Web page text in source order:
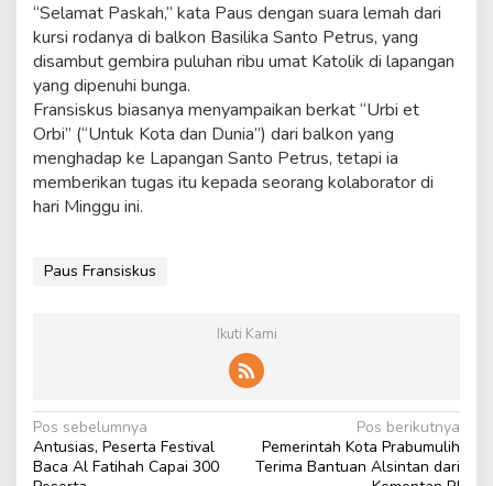
“Selamat Paskah,” kata Paus dengan suara lemah dari
kursi rodanya di balkon Basilika Santo Petrus, yang
disambut gembira puluhan ribu umat Katolik di lapangan
yang dipenuhi bunga.
Fransiskus biasanya menyampaikan berkat “Urbi et
Orbi” (“Untuk Kota dan Dunia”) dari balkon yang
menghadap ke Lapangan Santo Petrus, tetapi ia
memberikan tugas itu kepada seorang kolaborator di
hari Minggu ini.
Paus Fransiskus
Ikuti Kami
N
a
Pos sebelumnya
Antusias, Peserta Festival
Baca Al Fatihah Capai 300
Pos berikutnya
Pemerintah Kota Prabumulih
Terima Bantuan Alsintan dari